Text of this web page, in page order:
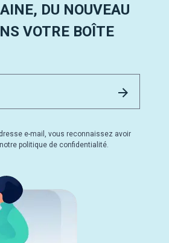
DU NOUVEAU
VOTRE BOÎTE
e-mail, vous reconnaissez avoir
politique de confidentialité.